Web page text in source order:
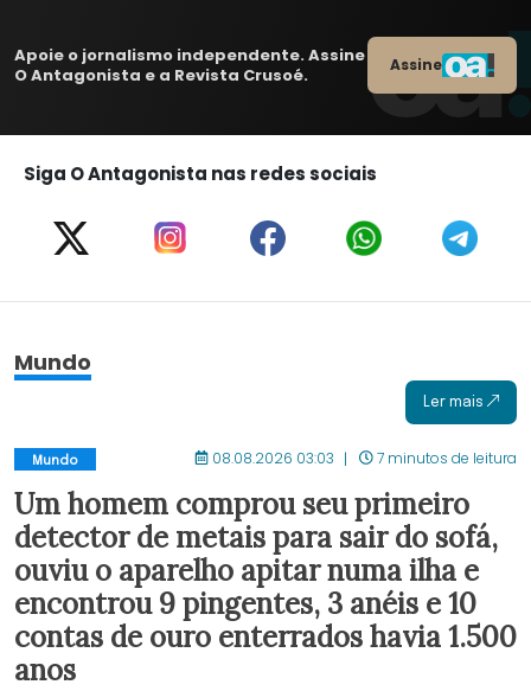
Apoie o jornalismo independente. Assine
O Antagonista e a Revista Crusoé.
Assine
Siga O Antagonista nas redes sociais
Mundo
Ler mais
Mundo 08.08.2026 03:03 7 minutos de leitura
Um homem comprou seu primeiro
detector de metais para sair do sofá,
ouviu o aparelho apitar numa ilha e
encontrou 9 pingentes, 3 anéis e 10
contas de ouro enterrados havia 1.500
anos